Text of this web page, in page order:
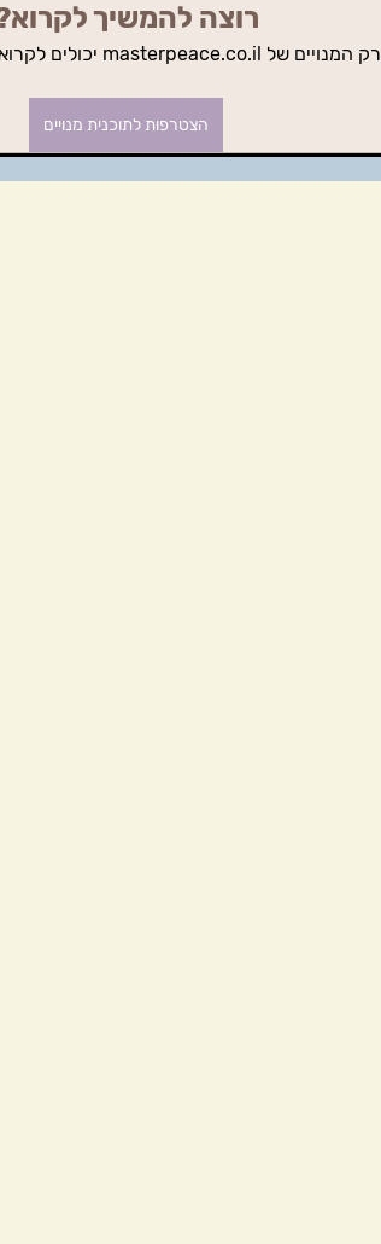
רוצה להמשיך
רק המנויים של masterpeace.co.il יכולים לקרוא את הפוסט הזה.
הצטרפות לתוכנית מנויים